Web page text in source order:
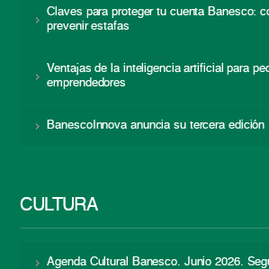
Claves para proteger tu cuenta Banesco:
prevenir estafas
Ventajas de la inteligencia artificial para
emprendedores
BanescoInnova anuncia su tercera edición
CULTURA
Agenda Cultural Banesco. Junio 2026.